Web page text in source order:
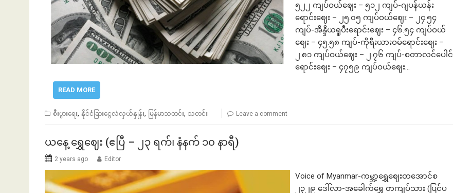
၅၂၂ ကျပ်ဝယ်ဈေး – ၅၁၂ ကျပ်-ဂျပန်ယန်း
ရောင်းဈေး – ၂၅.၀၅ ကျပ်ဝယ်ဈေး – ၂၄.၅၄
ကျပ်-အိန္ဒိယရူပီးရောင်းဈေး – ၄၆.၅၄ ကျပ်ဝယ်
ဈေး – ၄၅.၅၈ ကျပ်-ကိုရီးယားဝမ်ရောင်းဈေး –
၂.၈၁ ကျပ်ဝယ်ဈေး – ၂.၇၆ ကျပ်-စတာလင်ပေါင်
ရောင်းဈေး – ၄၇၅၉ ကျပ်ဝယ်ဈေး…
READ MORE
စီးပွားရေး, နိုင်ငံခြားငွေလဲလှယ်နှုန်း, မြန်မာသတင်း, သတင်း Leave a comment
ယနေ့ ရွှေဈေး (ဧပြီ – ၂၃ ရက်၊ နံနက် ၁၀ နာရီ)
2 years ago Editor
Voice of Myanmar-ကမ္ဘာ့ရွှေဈေးတအောင်စ
၂၃၂၉ ဒေါ်လာ-အခေါက်ရွှေ တကျပ်သား (ပြင်ပ